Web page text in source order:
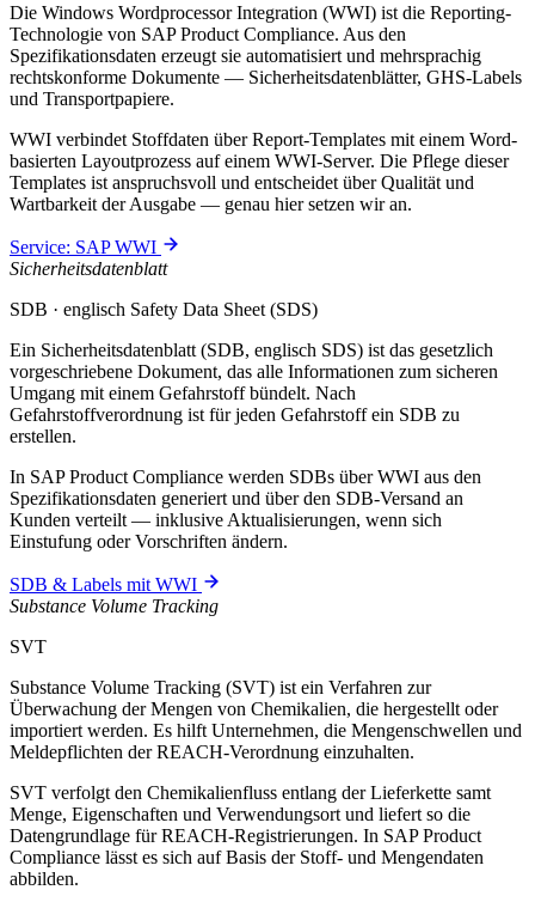
Die Windows Wordprocessor Integration (WWI) ist die Reporting-
Technologie von SAP Product Compliance. Aus den
Spezifikationsdaten erzeugt sie automatisiert und mehrsprachig
rechtskonforme Dokumente — Sicherheitsdatenblätter, GHS-Labels
und Transportpapiere.
WWI verbindet Stoffdaten über Report-Templates mit einem Word-
basierten Layoutprozess auf einem WWI-Server. Die Pflege dieser
Templates ist anspruchsvoll und entscheidet über Qualität und
Wartbarkeit der Ausgabe — genau hier setzen wir an.
Service: SAP WWI
Sicherheitsdatenblatt
SDB · englisch Safety Data Sheet (SDS)
Ein Sicherheitsdatenblatt (SDB, englisch SDS) ist das gesetzlich
vorgeschriebene Dokument, das alle Informationen zum sicheren
Umgang mit einem Gefahrstoff bündelt. Nach
Gefahrstoffverordnung ist für jeden Gefahrstoff ein SDB zu
erstellen.
In SAP Product Compliance werden SDBs über WWI aus den
Spezifikationsdaten generiert und über den SDB-Versand an
Kunden verteilt — inklusive Aktualisierungen, wenn sich
Einstufung oder Vorschriften ändern.
SDB & Labels mit WWI
Substance Volume Tracking
SVT
Substance Volume Tracking (SVT) ist ein Verfahren zur
Überwachung der Mengen von Chemikalien, die hergestellt oder
importiert werden. Es hilft Unternehmen, die Mengenschwellen und
Meldepflichten der REACH-Verordnung einzuhalten.
SVT verfolgt den Chemikalienfluss entlang der Lieferkette samt
Menge, Eigenschaften und Verwendungsort und liefert so die
Datengrundlage für REACH-Registrierungen. In SAP Product
Compliance lässt es sich auf Basis der Stoff- und Mengendaten
abbilden.